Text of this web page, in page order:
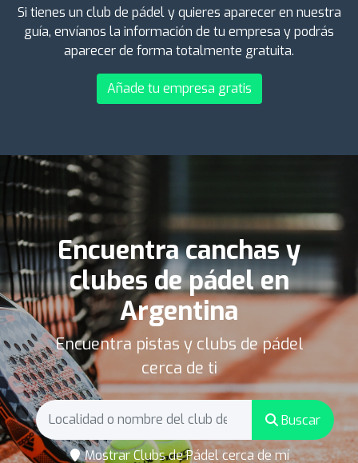
Si tienes un club de pádel y quieres aparecer en nuestra
guía, envíanos la información de tu empresa y podrás
aparecer de forma totalmente gratuita.
Añade tu empresa gratis
Encuentra canchas y
clubes de pádel en
Argentina
Encuentra pistas y clubs de pádel
cerca de ti
Buscar
Mostrar Clubs de Pádel cerca de mí